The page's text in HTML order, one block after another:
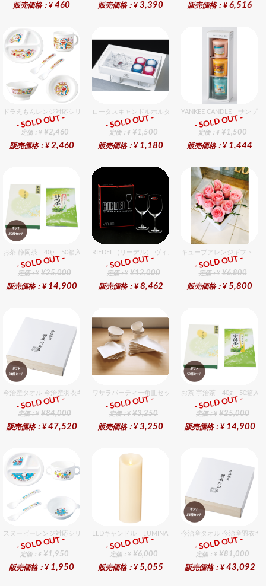
販売価格：¥ 460 販売価格：¥ 3,390 販売価格：¥ 6,516
ドラえもんレンジ対応シリーズセット セット販売商品です。
ギフト
定価：¥ ¥2,460
販売価格：¥ 2,460
- SOLD OUT -
ロータスキャンドルホルダーギフトセット
ギフト
定価：¥ ¥1,500
販売価格：¥ 1,180
- SOLD OUT -
YANKEE CANDLE サンプ
ギフト
定価：¥ ¥1,500
販売価格：¥ 1,444
- SOLD OUT -
お茶 静岡茶 40g 50箱入セット
ギフト
定価：¥ ¥25,000
販売価格：¥ 14,900
- SOLD OUT -
RIEDEL（リーデル） ヴィノム 15 キアンティ 2個入りセッ
ギフト
定価：¥ ¥12,000
販売価格：¥ 8,462
- SOLD OUT -
キューブアレンジギフト
ギフト
定価：¥ ¥6,800
販売価格：¥ 5,800
- SOLD OUT -
今治産タオル 今治産羽衣ギフトバスタオル 24個入セット
ギフト
定価：¥ ¥84,000
販売価格：¥ 47,520
- SOLD OUT -
ワサラパーティー角皿セット 4種6個入りセット
ギフト
定価：¥ ¥3,250
販売価格：¥ 3,250
- SOLD OUT -
お茶 宇治茶 40g 50箱入セ
ギフト
定価：¥ ¥25,000
販売価格：¥ 14,900
- SOLD OUT -
スヌーピーレンジ対応シリーズセット セット販売商品です。
ギフト
定価：¥ ¥1,950
販売価格：¥ 1,950
- SOLD OUT -
LEDキャンドル LUMINARA（ルミナラ） アイボリー
ギフト
定価：¥ ¥6,000
販売価格：¥ 5,055
- SOLD OUT -
今治産タオル 今治産羽衣
ギフト
定価：¥ ¥81,000
販売価格：¥ 43,092
- SOLD OUT -